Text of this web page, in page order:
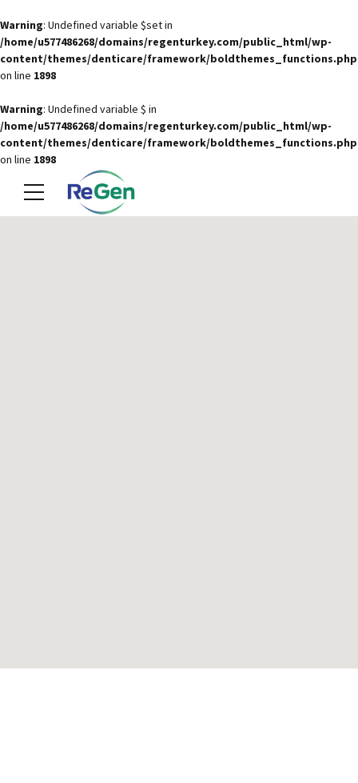
Warning: Undefined variable $set in
/home/u577486268/domains/regenturkey.com/public_html/wp-
content/themes/denticare/framework/boldthemes_functions.php
on line 1898
Warning: Undefined variable $ in
/home/u577486268/domains/regenturkey.com/public_html/wp-
content/themes/denticare/framework/boldthemes_functions.php
on line 1898